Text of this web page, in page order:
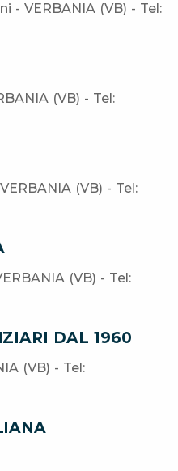
- VERBANIA (VB) - Tel:
(VB) - Tel:
(VB) - Tel:
(VB) - Tel:
DAL 1960
(VB) - Tel: